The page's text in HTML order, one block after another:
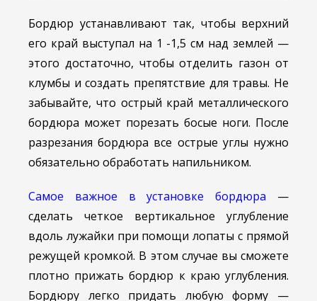
Бордюр устанавливают так, чтобы верхний
его край выступал на 1 -1,5 см над землей —
этого достаточно, чтобы отделить газон от
клумбы и создать препятствие для травы. Не
забывайте, что острый край металлического
бордюра может порезать босые ноги. После
разрезания бордюра все острые углы нужно
обязательно обработать напильником.
Самое важное в установке бордюра —
сделать четкое вертикальное углубление
вдоль лужайки при помощи лопаты с прямой
режущей кромкой. В этом случае вы сможете
плотно прижать бордюр к краю углубления.
Бордюру легко придать любую форму —